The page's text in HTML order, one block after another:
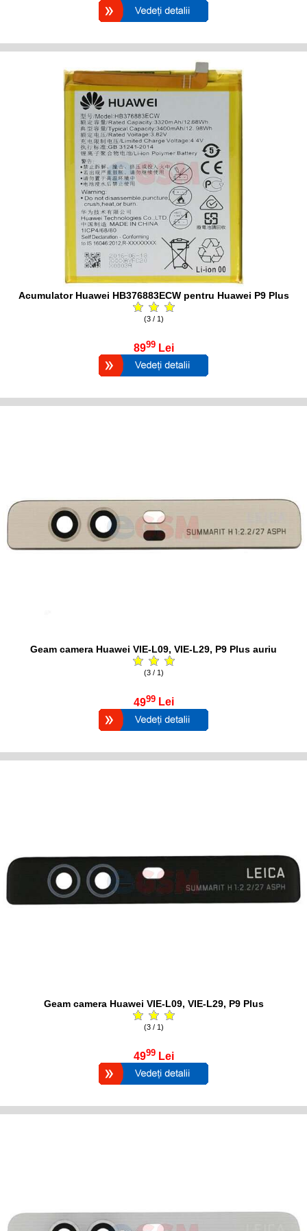
Acumulator Huawei HB376883ECW pentru Huawei P9 Plus
(3 / 1)
8999 Lei
Geam camera Huawei VIE-L09, VIE-L29, P9 Plus auriu
(3 / 1)
4999 Lei
Geam camera Huawei VIE-L09, VIE-L29, P9 Plus
(3 / 1)
4999 Lei